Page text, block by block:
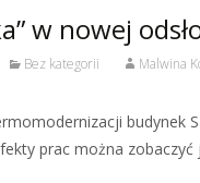
w nowej
Bez kategorii Malwina
budynek
prac można